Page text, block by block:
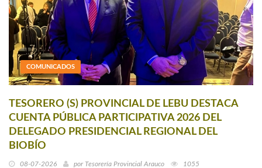
COMUNICADOS
TESORERO (S) PROVINCIAL DE LEBU DESTACA
CUENTA PÚBLICA PARTICIPATIVA 2026 DEL
DELEGADO PRESIDENCIAL REGIONAL DEL
BIOBÍO
08-07-2026 por Tesorería Provincial Arauco 1055